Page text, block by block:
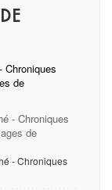
Chroniques
de
- Chroniques
de
- Chroniques